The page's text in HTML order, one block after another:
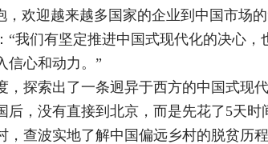
欢迎越来越多国家的企业到中国市场的
“我们有坚定推进中国式现代化的决心
信心和动力。”
，探索出了一条迥异于西方的中国式现
后，没有直接到北京，而是先花了5天
，查波实地了解中国偏远乡村的脱贫历